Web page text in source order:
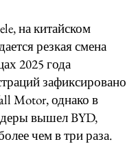
на китайском
резкая смена
2025 года
зафиксировано
Motor, однако в
вышел BYD,
чем в три раза.